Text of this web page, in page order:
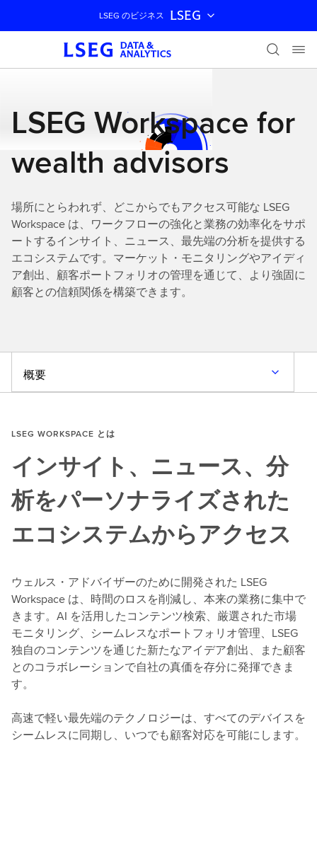
ナビゲーションをスキップ
LSEG のビジネス LSEG
LSEG Workspace for
wealth advisors
場所にとらわれず、どこからでもアクセス可能な LSEG
Workspace は、ワークフローの強化と業務の効率化をサポ
ートするインサイト、ニュース、最先端の分析を提供する
エコシステムです。マーケット・モニタリングやアイディ
ア創出、顧客ポートフォリオの管理を通じて、より強固に
顧客との信頼関係を構築できます。
概要
LSEG WORKSPACE とは
インサイト、ニュース、分
析をパーソナライズされた
エコシステムからアクセス
ウェルス・アドバイザーのために開発された LSEG
Workspace は、時間のロスを削減し、本来の業務に集中で
きます。AI を活用したコンテンツ検索、厳選された市場
モニタリング、シームレスなポートフォリオ管理、LSEG
独自のコンテンツを通じた新たなアイデア創出、また顧客
とのコラボレーションで自社の真価を存分に発揮できま
す。
高速で軽い最先端のテクノロジーは、すべてのデバイスを
シームレスに同期し、いつでも顧客対応を可能にします。